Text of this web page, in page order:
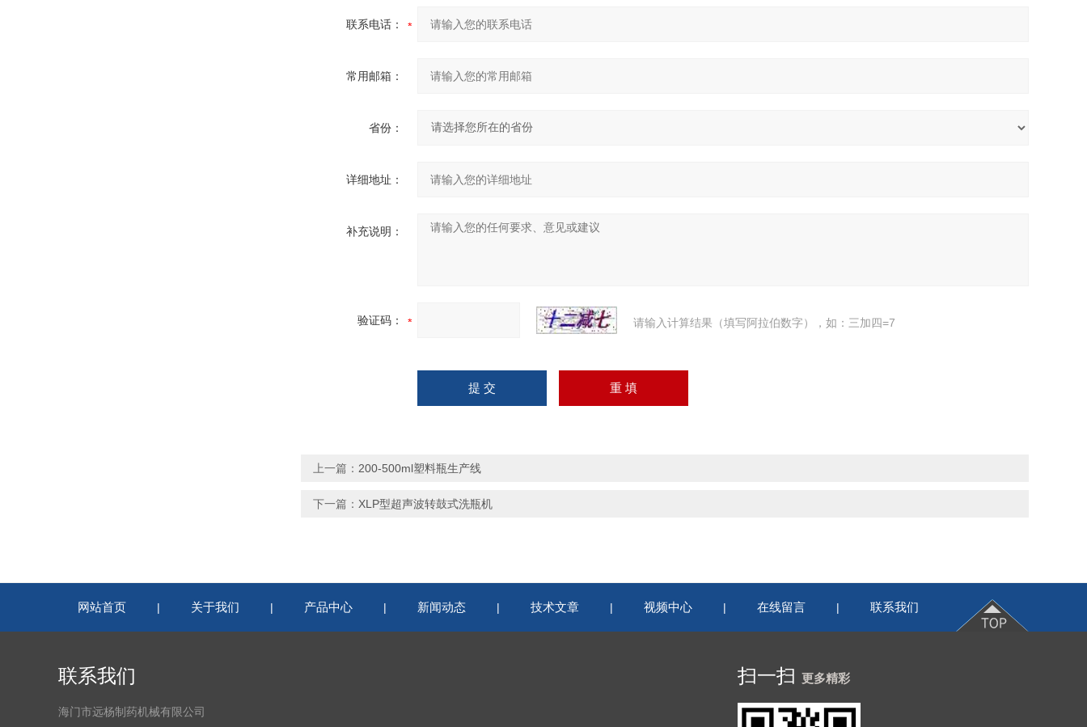
联系电话：
常用邮箱：
省份：
详细地址：
补充说明：
验证码： 请输入计算结果（填写阿拉伯数字），如：三加四=7
上一篇： 200-500ml塑料瓶生产线
下一篇： XLP型超声波转鼓式洗瓶机
网站首页 | 关于我们 | 产品中心 | 新闻动态 | 技术文章 | 视频中心 | 在线留言 | 联系我们
联系我们
海门市远杨制药机械有限公司
扫一扫 更多精彩